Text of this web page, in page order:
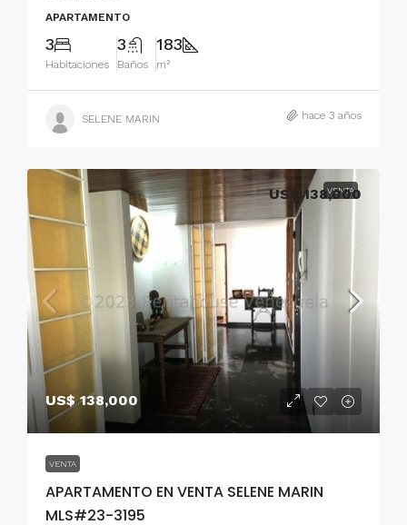
APARTAMENTO
3
Habitaciones
3
Baños
183
m²
SELENE MARIN hace 3 años
VENTA
US$ 138,000
VENTA
APARTAMENTO EN VENTA SELENE MARIN
MLS#23-3195
US$ 138,000